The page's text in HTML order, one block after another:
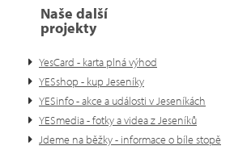
Naše další
projekty
YesCard - karta plná výhod
YESshop - kup Jeseníky
YESinfo - akce a události v Jeseníkách
YESmedia - fotky a videa z Jeseníků
Jdeme na běžky - informace o bíle stopě